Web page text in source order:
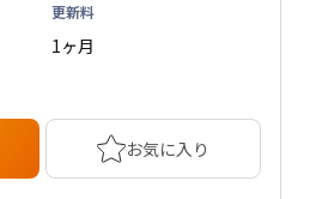
更新料
1ヶ月
お気に入り